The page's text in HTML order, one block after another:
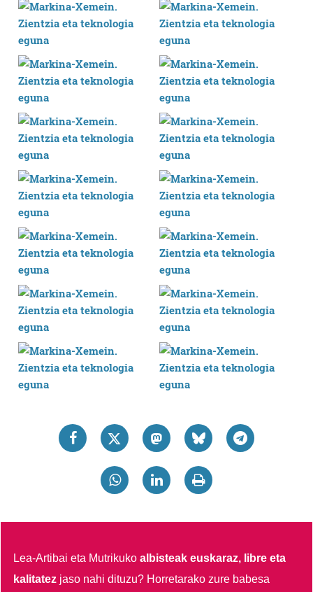
dezakezun ikusteko.
Lortu zure datu pertsonalak prozesatzeko moduari
buruzko informazio gehiago eta ezarri zure lehentasunak
datuen atalean. Edozein unetan alda edo ken dezakezu
Webgune honek cookie propioak eta hirugarrenen cookie-
fitxategiak erabiltzen ditu. Zure esperientzia eta
zerbitzuak hobetzeko asmoz, cookie teknologiaz
baliatzen gara. Ohar hau onartuz gero, teknologia hori
erabiltzeko baimen esplizitua ematen diguzu.Gehiago
irakurri
Lea-Artibai eta Mutrikukoalbisteak euskaraz, libre eta
kalitatez jaso nahi dituzu? Horretarako zure babesa